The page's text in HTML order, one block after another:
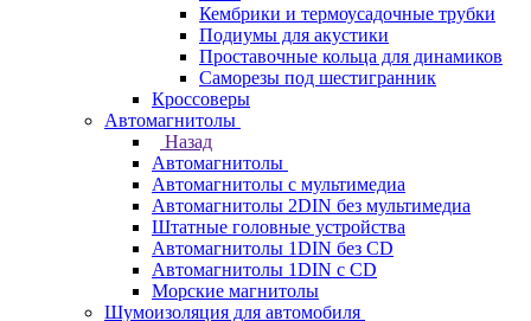
Кембрики и термоусадочные трубки
Подиумы для акустики
Проставочные кольца для динамиков
Саморезы под шестигранник
Кроссоверы
Автомагнитолы
Назад
Автомагнитолы
Автомагнитолы с мультимедиа
Автомагнитолы 2DIN без мультимедиа
Штатные головные устройства
Автомагнитолы 1DIN без CD
Автомагнитолы 1DIN с CD
Морские магнитолы
Шумоизоляция для автомобиля